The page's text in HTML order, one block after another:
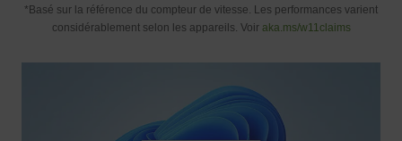
*Basé sur la référence du compteur de vitesse. Les performances varient
considérablement selon les appareils. Voir aka.ms/w11claims